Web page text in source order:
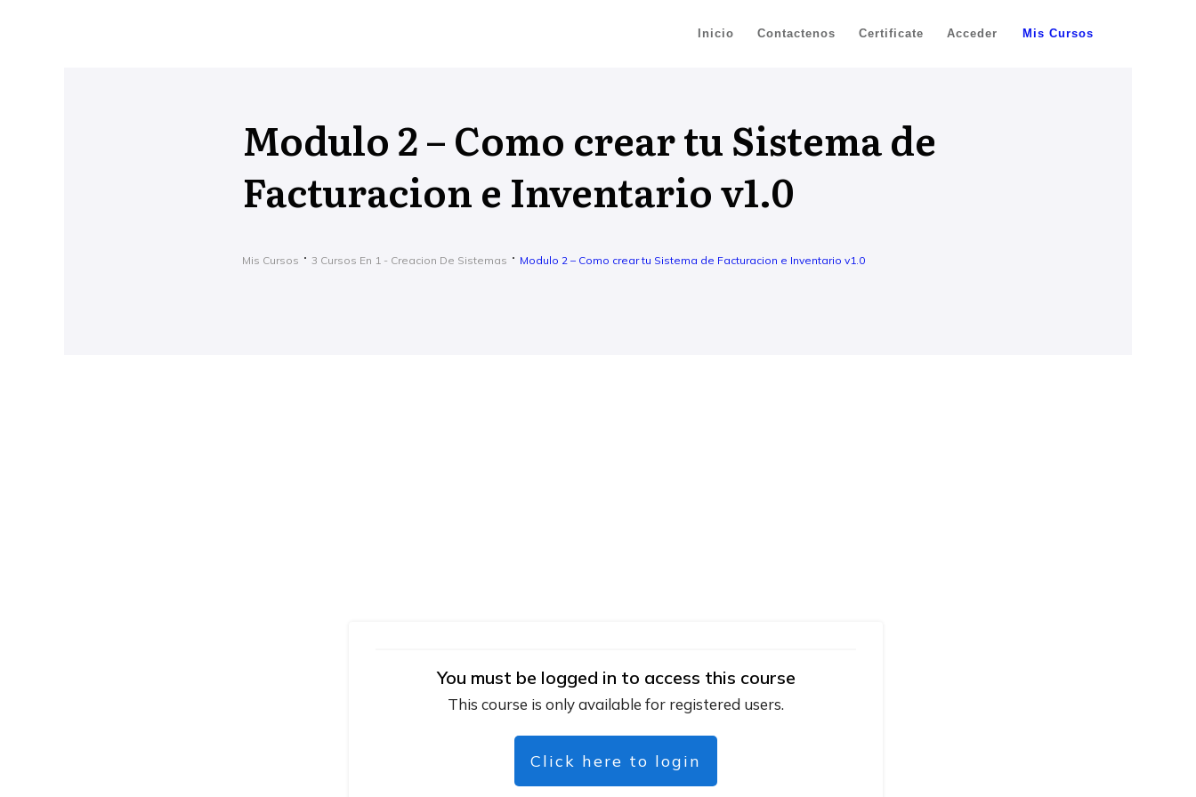
Inicio Contactenos Certificate Acceder Mis Cursos
Modulo 2 – Como crear tu Sistema de
Facturacion e Inventario v1.0
Mis Cursos 3 Cursos En 1 - Creacion De Sistemas Modulo 2 – Como crear tu Sistema de Facturacion e Inventario v1.0
You must be logged in to access this course
This course is only available for registered users.
Click here to login